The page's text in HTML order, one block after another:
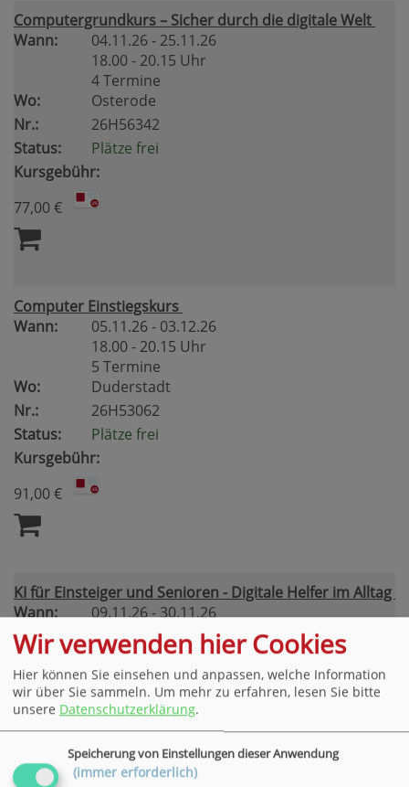
Computergrundkurs – Sicher durch die digitale Welt
Wann:
04.11.26 - 25.11.26
18.00 - 20.15 Uhr
4 Termine
Wo:
Osterode
Nr.:
26H56342
Status:
Plätze frei
Kursgebühr:
77,00 €
Computer Einstiegskurs
Wann:
05.11.26 - 03.12.26
18.00 - 20.15 Uhr
5 Termine
Wo:
Duderstadt
Nr.:
26H53062
Status:
Plätze frei
Kursgebühr:
91,00 €
KI für Einsteiger und Senioren - Digitale Helfer im Alltag
Wann:
09.11.26 - 30.11.26
18.00 - 20.15 Uhr
4 Termine
Wo:
Osterode
Nr.:
26H56344
Status:
Plätze frei
Kursgebühr:
77,00 €
Wir verwenden hier Cookies
Hier können Sie einsehen und anpassen, welche Information
wir über Sie sammeln. Um mehr zu erfahren, lesen Sie bitte
unsere Datenschutzerklärung.
Speicherung von Einstellungen dieser Anwendung
(immer erforderlich)